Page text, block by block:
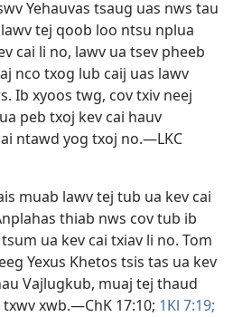
Yehauvas tsaug uas nws tau
tej qoob loo ntsu nplua
cai li no, lawv ua tsev pheeb
nco txog lub caij uas lawv
Ib xyoos twg, cov txiv neej
peb txoj kev cai hauv
ntawd yog txoj no.​—LKC
muab lawv tej tub ua kev cai
thiab nws cov tub ib
ua kev cai txiav li no. Tom
Yexus Khetos tsis tas ua kev
Vajlugkub, muaj tej thaud
txwv xwb.​—ChK 17:10; 1Kl 7:19;